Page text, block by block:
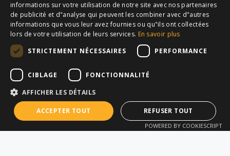
SECTEURS
Géomètre ou Bureau
d'ingénierie
(Travaux de
terrassement)
Construction Verticale
(BIM)
Entreprise d'installation
APPLICATIONS
Topographie
Capture de données SIG
Cartographie 3D Mobile
& Drone
Scan Laser 3D
FRENCH
informations sur votre utilisation de notre site avec nos partenaires
de publicité et d"analyse qui peuvent les combiner avec d"autres
informations que vous leur avez fournies ou qu"ils ont collectées
lors de votre utilisation de leurs services. En savoir plus
STRICTEMENT NÉCESSAIRES
PERFORMANCE
CIBLAGE FONCTIONNALITÉ
AFFICHER LES DÉTAILS
ACCEPTER TOUT REFUSER TOUT
POWERED BY COOKIESCRIPT